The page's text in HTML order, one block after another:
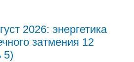
2026: энергетика
затмения 12
5)